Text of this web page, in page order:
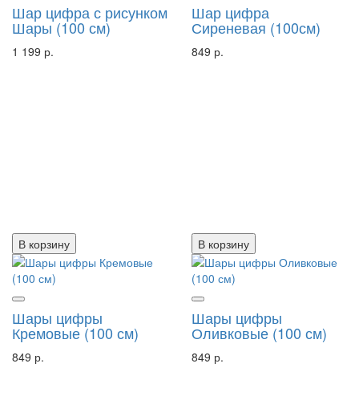
Шар цифра с рисунком
Шары (100 см)
1 199 р.
В корзину
Шар цифра
Сиреневая (100см)
849 р.
В корзину
Шары цифры
Кремовые (100 см)
849 р.
Шары цифры
Оливковые (100 см)
849 р.